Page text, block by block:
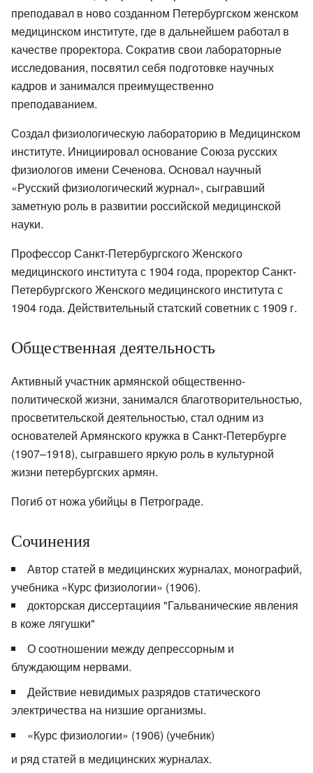
преподавал в ново созданном Петербургском женском
медицинском институте, где в дальнейшем работал в
качестве проректора. Сократив свои лабораторные
исследования, посвятил себя подготовке научных
кадров и занимался преимущественно
преподаванием.
Создал физиологическую лабораторию в Медицинском
институте. Инициировал основание Союза русских
физиологов имени Сеченова. Основал научный
«Русский физиологический журнал», сыгравший
заметную роль в развитии российской медицинской
науки.
Профессор Санкт-Петербургского Женского
медицинского института с 1904 года, проректор Санкт-
Петербургского Женского медицинского института с
1904 года. Действительный статский советник с 1909 г.
Общественная деятельность
Активный участник армянской общественно-
политической жизни, занимался благотворительностью,
просветительской деятельностью, стал одним из
основателей Армянского кружка в Санкт-Петербурге
(1907–1918), сыгравшего яркую роль в культурной
жизни петербургских армян.
Погиб от ножа убийцы в Петрограде.
Сочинения
Автор статей в медицинских журналах, монографий,
учебника «Курс физиологии» (1906).
докторская диссертациия "Гальванические явления
в коже лягушки"
О соотношении между депрессорным и
блуждающим нервами.
Действие невидимых разрядов статического
электричества на низшие организмы.
«Курс физиологии» (1906) (учебник)
и ряд статей в медицинских журналах.